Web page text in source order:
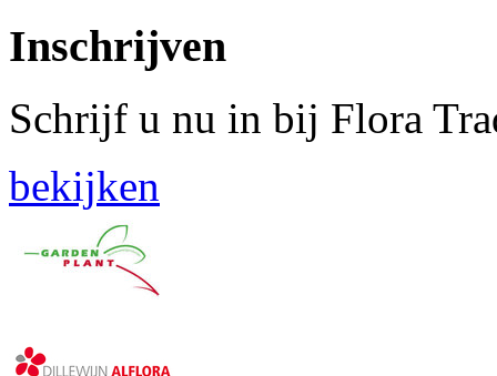
Inschrijven
Schrijf u nu in bij Flora
bekijken